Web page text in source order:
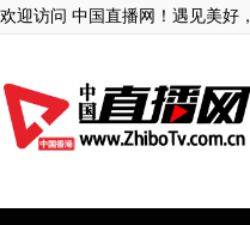
欢迎访问 中国直播网！遇见美好